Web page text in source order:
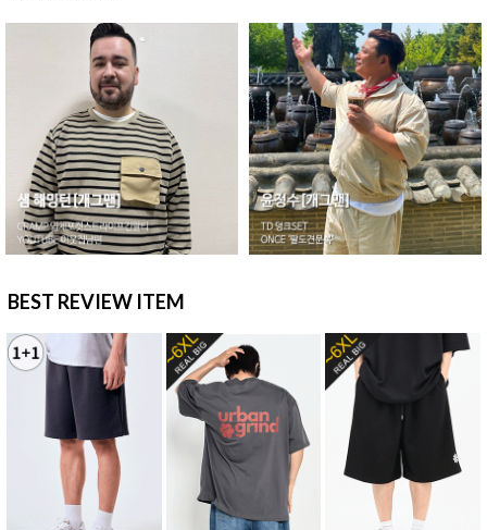
BEST REVIEW ITEM